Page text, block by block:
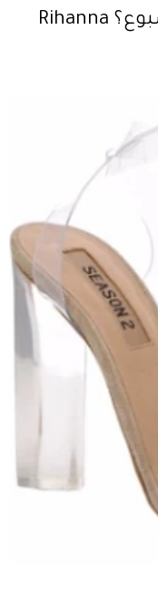
ماذا ارتدت النجمات هذا الأسبوع؟ Rihanna